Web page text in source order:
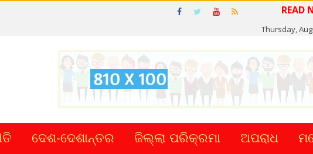
Thursday,
ଦେଶ-ଦେଶାନ୍ତର ଜିଲ୍ଲା ପରିକ୍ରମା ଅପରାଧ